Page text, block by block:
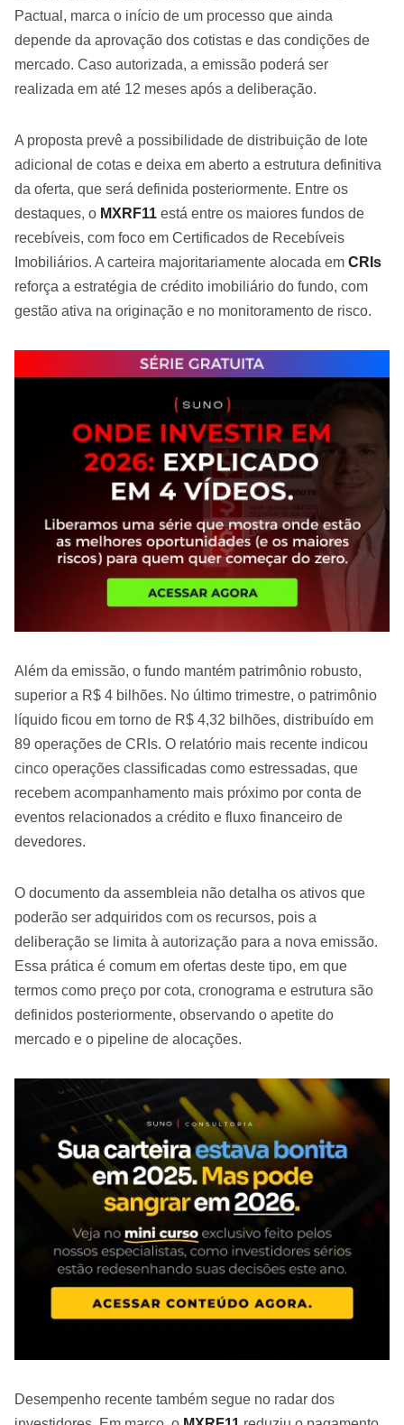
Pactual, marca o início de um processo que ainda
depende da aprovação dos cotistas e das condições de
mercado. Caso autorizada, a emissão poderá ser
realizada em até 12 meses após a deliberação.
A proposta prevê a possibilidade de distribuição de lote
adicional de cotas e deixa em aberto a estrutura definitiva
da oferta, que será definida posteriormente. Entre os
destaques, o MXRF11 está entre os maiores fundos de
recebíveis, com foco em Certificados de Recebíveis
Imobiliários. A carteira majoritariamente alocada em CRIs
reforça a estratégia de crédito imobiliário do fundo, com
gestão ativa na originação e no monitoramento de risco.
Além da emissão, o fundo mantém patrimônio robusto,
superior a R$ 4 bilhões. No último trimestre, o patrimônio
líquido ficou em torno de R$ 4,32 bilhões, distribuído em
89 operações de CRIs. O relatório mais recente indicou
cinco operações classificadas como estressadas, que
recebem acompanhamento mais próximo por conta de
eventos relacionados a crédito e fluxo financeiro de
devedores.
O documento da assembleia não detalha os ativos que
poderão ser adquiridos com os recursos, pois a
deliberação se limita à autorização para a nova emissão.
Essa prática é comum em ofertas deste tipo, em que
termos como preço por cota, cronograma e estrutura são
definidos posteriormente, observando o apetite do
mercado e o pipeline de alocações.
Desempenho recente também segue no radar dos